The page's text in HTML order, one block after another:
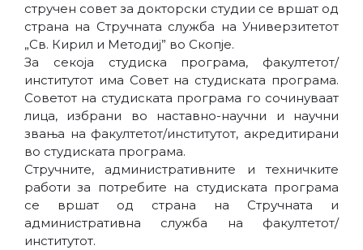
стручен совет за докторски студии се вршат од
страна на Стручната служба на Универзитетот
„Св. Кирил и Методиј” во Скопје.
За секоја студиска програма, факултетот/
институтот има Совет на студиската програма.
Советот на студиската програма го сочинуваат
лица, избрани во наставно-научни и научни
звања на факултетот/институтот, акредитирани
во студиската програма.
Стручните, административните и техничките
работи за потребите на студиската програма
се вршат од страна на Стручната и
административна служба на факултетот/
институтот.